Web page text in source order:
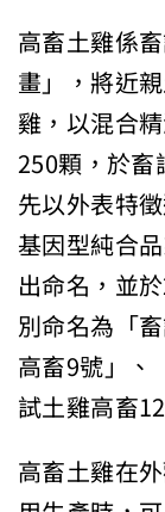
高畜土雞係
畫」，將近
雞，以混合
250顆，於
先以外表特
基因型純合
出命名，並
別命名為「
高畜9號」
試土雞高畜
高畜土雞在